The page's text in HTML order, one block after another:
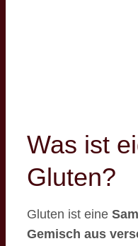
Was ist
Gluten?
Gluten ist eine
Gemisch aus